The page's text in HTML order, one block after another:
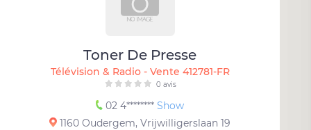
Toner De Presse
Télévision & Radio - Vente 412781-FR
0 avis
02 4******** Show
1160 Oudergem, Vrijwilligerslaan 19